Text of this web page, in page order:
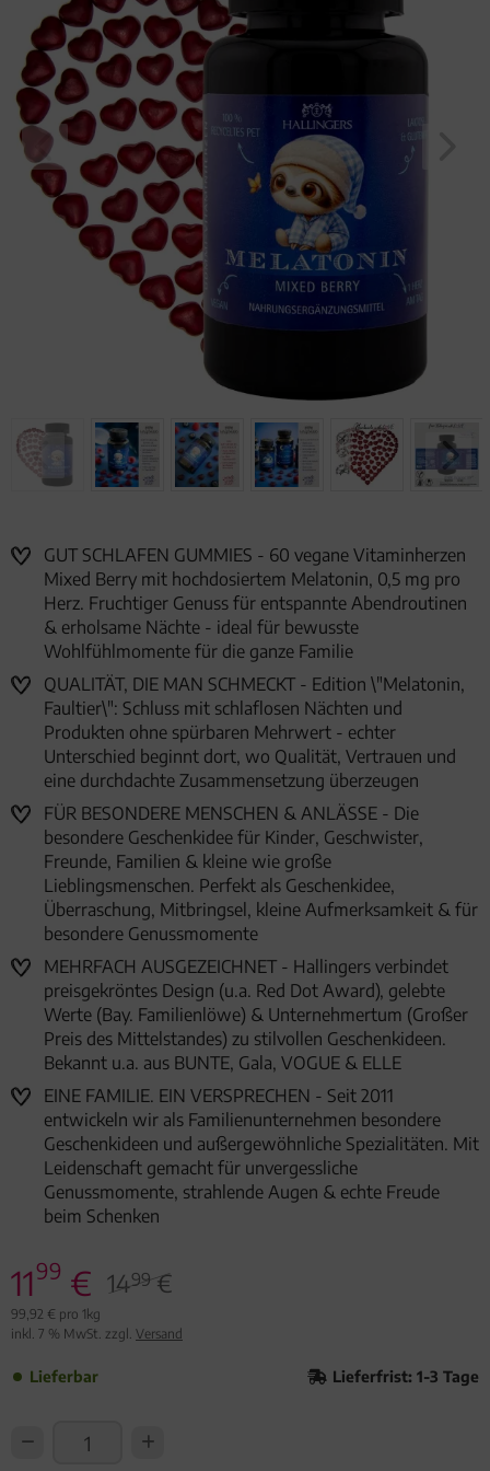
GUT SCHLAFEN GUMMIES - 60 vegane Vitaminherzen
Mixed Berry mit hochdosiertem Melatonin, 0,5 mg pro
Herz. Fruchtiger Genuss für entspannte Abendroutinen
& erholsame Nächte - ideal für bewusste
Wohlfühlmomente für die ganze Familie
QUALITÄT, DIE MAN SCHMECKT - Edition \"Melatonin,
Faultier\": Schluss mit schlaflosen Nächten und
Produkten ohne spürbaren Mehrwert - echter
Unterschied beginnt dort, wo Qualität, Vertrauen und
eine durchdachte Zusammensetzung überzeugen
FÜR BESONDERE MENSCHEN & ANLÄSSE - Die
besondere Geschenkidee für Kinder, Geschwister,
Freunde, Familien & kleine wie große
Lieblingsmenschen. Perfekt als Geschenkidee,
Überraschung, Mitbringsel, kleine Aufmerksamkeit & für
besondere Genussmomente
MEHRFACH AUSGEZEICHNET - Hallingers verbindet
preisgekröntes Design (u.a. Red Dot Award), gelebte
Werte (Bay. Familienlöwe) & Unternehmertum (Großer
Preis des Mittelstandes) zu stilvollen Geschenkideen.
Bekannt u.a. aus BUNTE, Gala, VOGUE & ELLE
EINE FAMILIE. EIN VERSPRECHEN - Seit 2011
entwickeln wir als Familienunternehmen besondere
Geschenkideen und außergewöhnliche Spezialitäten. Mit
Leidenschaft gemacht für unvergessliche
Genussmomente, strahlende Augen & echte Freude
beim Schenken
1199 € 1499€
99,92 € pro 1kg
inkl. 7 % MwSt. zzgl. Versand
Lieferbar Lieferfrist: 1-3 Tage
Geburtstag
Bayern